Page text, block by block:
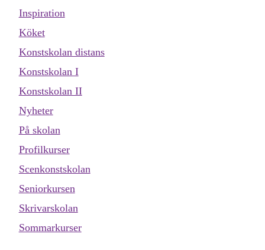
Inspiration
Köket
Konstskolan distans
Konstskolan I
Konstskolan II
Nyheter
På skolan
Profilkurser
Scenkonstskolan
Seniorkursen
Skrivarskolan
Sommarkurser